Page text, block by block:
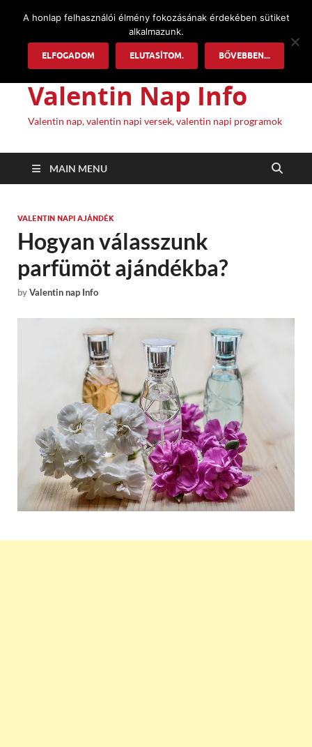
Valentin Nap Info
Valentin nap, valentin napi versek, valentin napi programok
MAIN MENU
VALENTIN NAPI AJÁNDÉK
Hogyan válasszunk
parfümöt ajándékba?
byValentin nap Info
A honlap felhasználói élmény fokozásának érdekében sütiket
alkalmazunk.
ELFOGADOM ELUTASÍTOM. BŐVEBBEN...